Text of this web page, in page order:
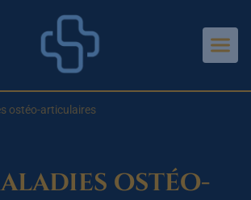
ostéo-articulaires
ostéo-